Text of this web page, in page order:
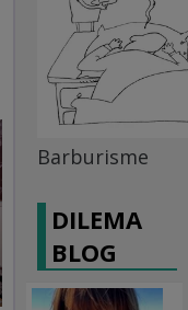
Barburisme
DILEMA
BLOG